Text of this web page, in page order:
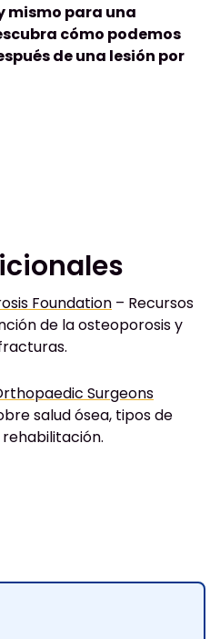
mismo para una
cómo podemos
de una lesión por
Foundation – Recursos
de la osteoporosis y
Surgeons
salud ósea, tipos de